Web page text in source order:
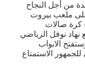
من أجل النجاح
على ملعب بيروت
كرة صالات
مجمع نهاد نوفل الرياضي
الابواب
الاستمتاع